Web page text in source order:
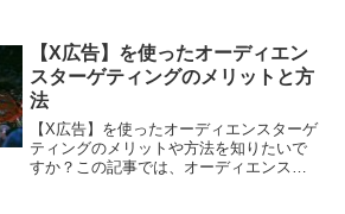
【X広告】を使ったオーディエン
スターゲティングのメリットと方
法
【X広告】を使ったオーディエンスターゲ
ティングのメリットや方法を知りたいで
すか？この記事では、オーディエンスの